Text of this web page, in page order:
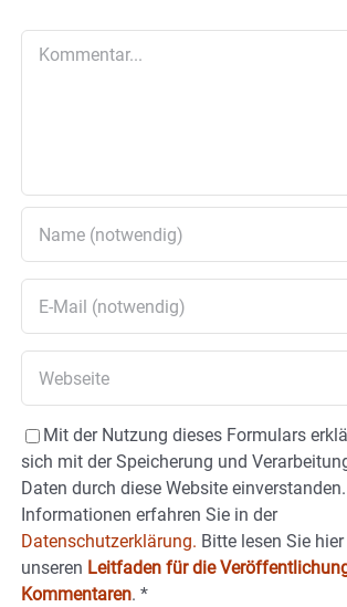
Mit der Nutzung dieses Formulars
sich mit der Speicherung und
Daten durch diese Website
Informationen erfahren Sie in der
Datenschutzerklärung. Bitte lesen Sie
unseren Leitfaden für die
Kommentaren. *